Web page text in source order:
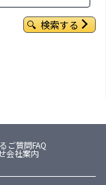
検索する
ご質問FAQ
会社案内